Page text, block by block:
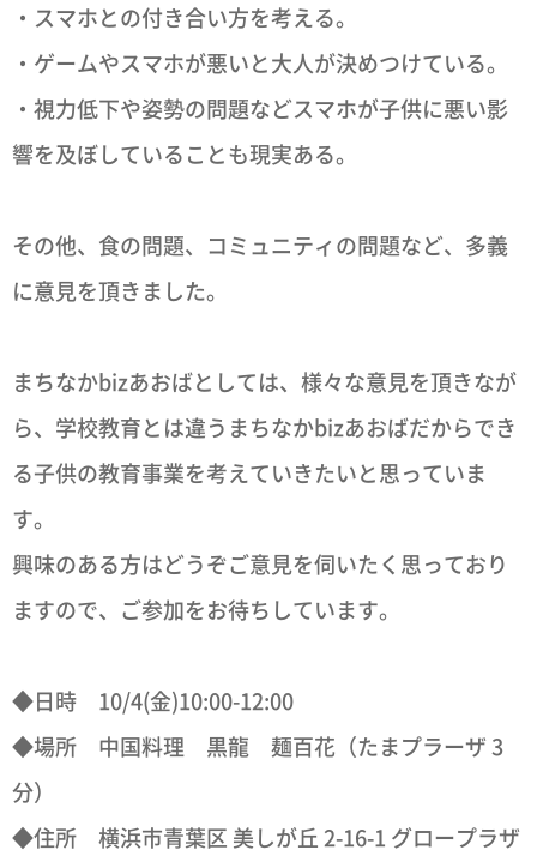
・スマホとの付き合い方を考える。
・ゲームやスマホが悪いと大人が決めつけている。
・視力低下や姿勢の問題などスマホが子供に悪い影
響を及ぼしていることも現実ある。
その他、食の問題、コミュニティの問題など、多義
に意見を頂きました。
まちなかbizあおばとしては、様々な意見を頂きなが
ら、学校教育とは違うまちなかbizあおばだからでき
る子供の教育事業を考えていきたいと思っていま
す。
興味のある方はどうぞご意見を伺いたく思っており
ますので、ご参加をお待ちしています。
◆日時 10/4(金)10:00-12:00
◆場所 中国料理 黒龍 麺百花（たまプラーザ 3
分）
◆住所 横浜市青葉区 美しが丘 2-16-1 グロープラザ